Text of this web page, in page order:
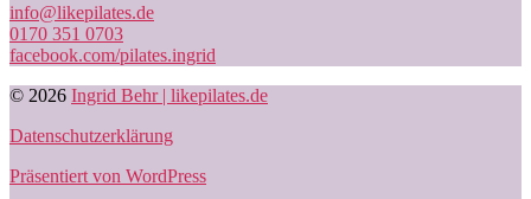
info@likepilates.de
0170 351 0703
facebook.com/pilates.ingrid
© 2026 Ingrid Behr | likepilates.de
Datenschutz­erklärung
Präsentiert von WordPress